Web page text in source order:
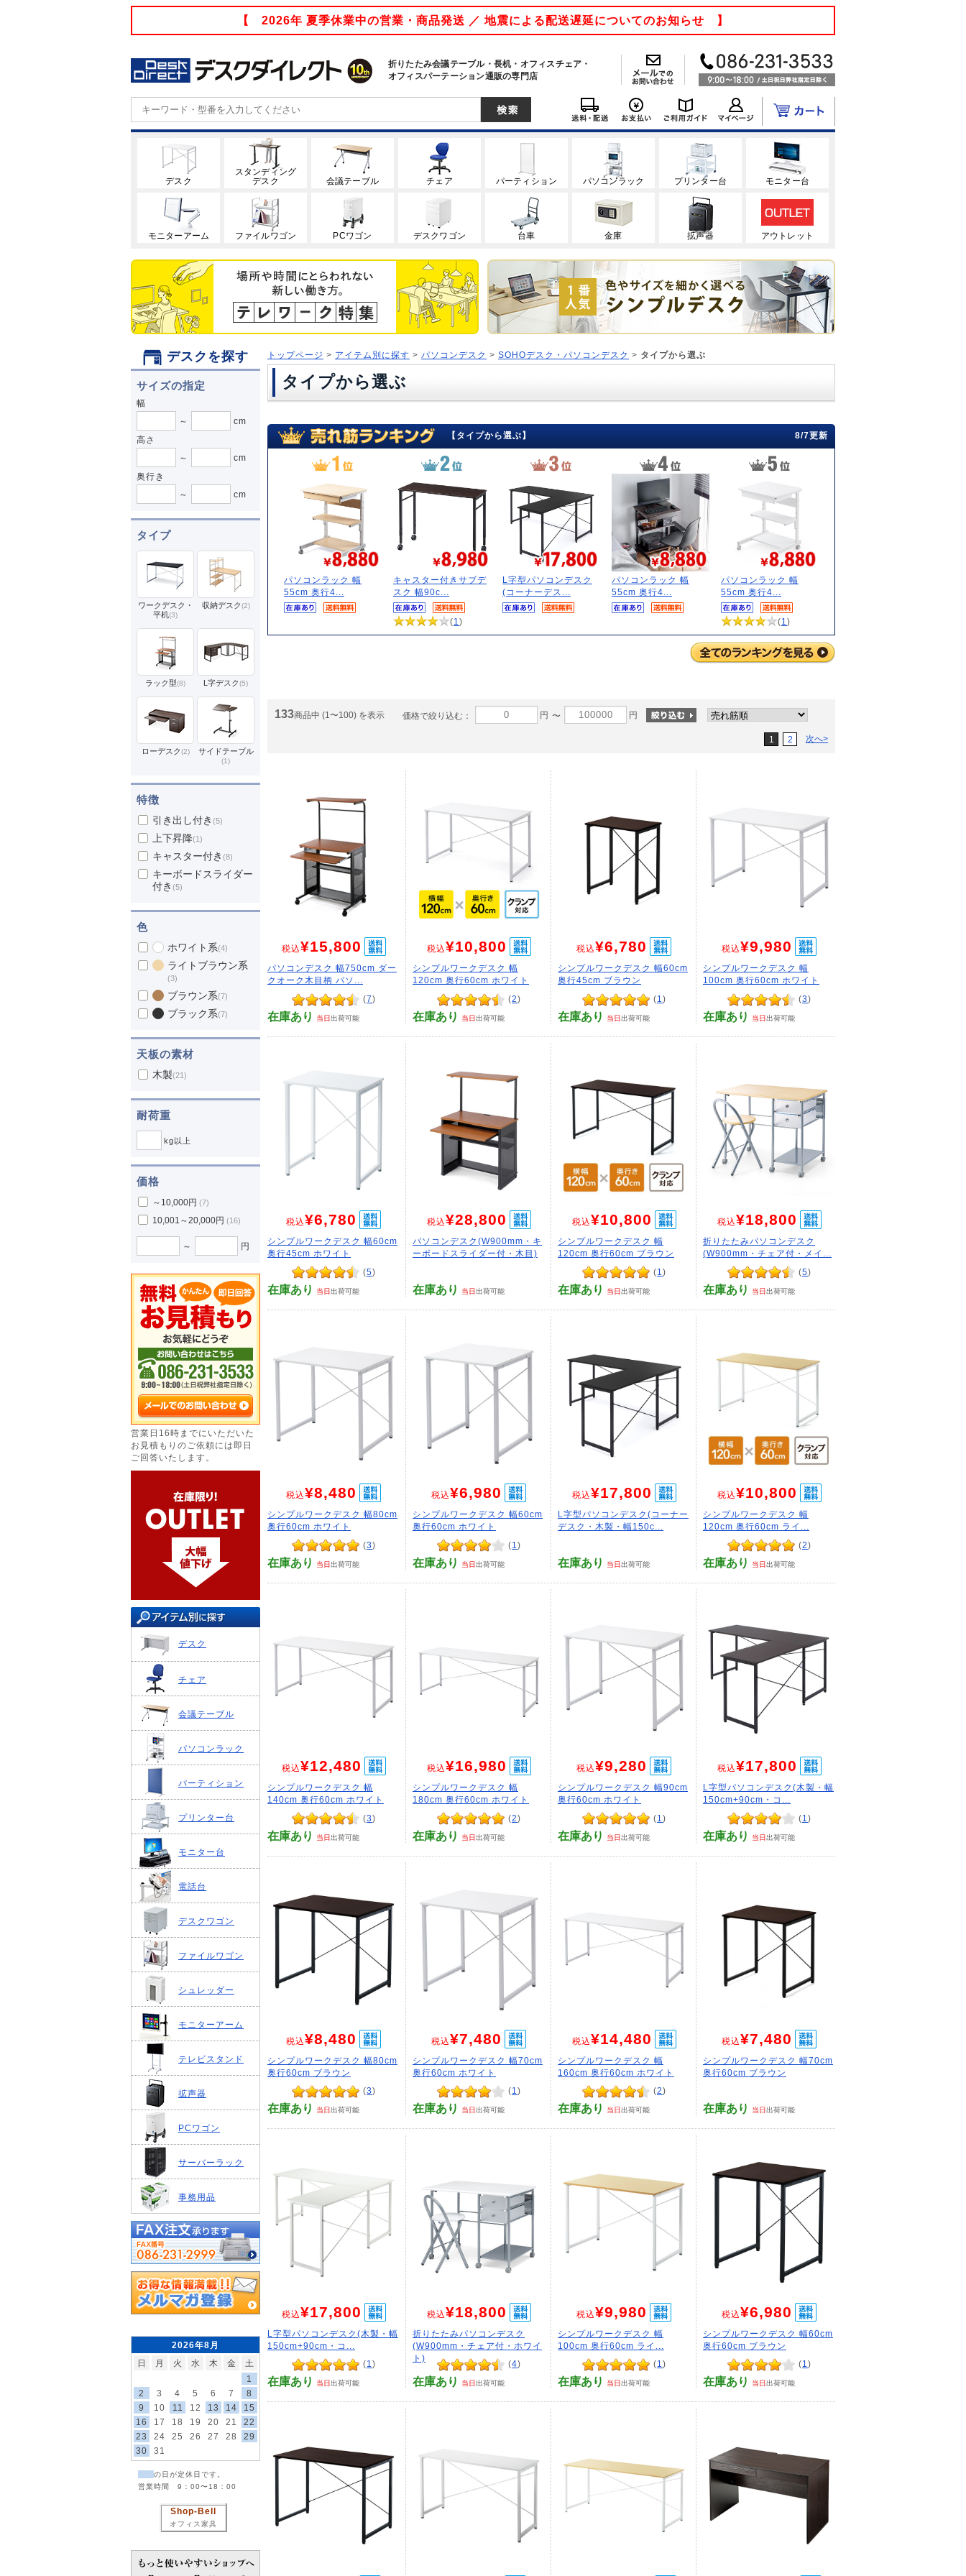
【 2026年 夏季休業中の営業・商品発送 ／ 地震による配送遅延についてのお知らせ 】
折りたたみ会議テーブル・長机・オフィスチェア・
オフィスパーテーション通販の専門店
デスク
スタンディング
デスク
会議テーブル チェア パーティション パソコンラック プリンター台 モニター台
モニターアーム ファイルワゴン PCワゴン デスクワゴン 台車 金庫 拡声器 アウトレット
デスクを探す
サイズの指定
幅
～
cm
高さ
～
cm
奥行き
～
cm
タイプ
ワークデスク・
平机(3)
収納デスク(2)
ラック型(8) L字デスク(5)
ローデスク(2) サイドテーブル
(1)
特徴
引き出し付き (5)
上下昇降(1)
キャスター付き (8)
キーボードスライダー
付き (5)
色
ホワイト系(4)
ライトブラウン系
(3)
ブラウン系(7)
ブラック系(7)
天板の素材
木製(21)
耐荷重
kg以上
価格
～10,000円 (7)
10,001～20,000円 (16)
～ 円
営業日16時までにいただいた
お見積もりのご依頼には即日
ご回答いたします。
デスク
チェア
会議テーブル
パソコンラック
パーティション
プリンター台
モニター台
電話台
デスクワゴン
ファイルワゴン
シュレッダー
モニターアーム
テレビスタンド
拡声器
PCワゴン
サーバーラック
事務用品
2026年8月
日
月 火 水 木 金
土
1
2
3 4 5 6 7
8
9
10 11 12 13 14
15
16
17 18 19 20 21
22
23
24 25 26 27 28
29
30
31
の日が定休日です。
営業時間 9：00〜18：00
Shop-Bell
オフィス家具
トップページ > アイテム別に探す > パソコンデスク > SOHOデスク・パソコンデスク > タイプから選ぶ
タイプから選ぶ
【タイプから選ぶ】 8/7更新
パソコンラック 幅
55cm 奥行4...
キャスター付きサブデ
スク 幅90c...
(1 )
L字型パソコンデスク
(コーナーデス...
パソコンラック 幅
55cm 奥行4...
パソコンラック 幅
55cm 奥行4...
(1 )
133商品中 (1〜100) を表示 価格で絞り込む： 円 〜 円
1 2 次へ>
税込¥15,800
パソコンデスク 幅750cm ダー
クオーク木目柄 パソ...
(7)
在庫あり 当日出荷可能
税込¥10,800
シンプルワークデスク 幅
120cm 奥行60cm ホワイト
(2)
在庫あり 当日出荷可能
税込¥6,780
シンプルワークデスク 幅60cm
奥行45cm ブラウン
(1 )
在庫あり 当日出荷可能
税込¥9,980
シンプルワークデスク 幅
100cm 奥行60cm ホワイト
(3)
在庫あり 当日出荷可能
税込¥6,780
シンプルワークデスク 幅60cm
奥行45cm ホワイト
(5)
在庫あり 当日出荷可能
税込¥28,800
パソコンデスク(W900mm・キ
ーボードスライダー付・木目)
在庫あり 当日出荷可能
税込¥10,800
シンプルワークデスク 幅
120cm 奥行60cm ブラウン
(1 )
在庫あり 当日出荷可能
税込¥18,800
折りたたみパソコンデスク
(W900mm・チェア付・メイ...
(5)
在庫あり 当日出荷可能
税込¥8,480
シンプルワークデスク 幅80cm
奥行60cm ホワイト
(3)
在庫あり 当日出荷可能
税込¥6,980
シンプルワークデスク 幅60cm
奥行60cm ホワイト
(1 )
在庫あり 当日出荷可能
税込¥17,800
L字型パソコンデスク(コーナー
デスク・木製・幅150c...
在庫あり 当日出荷可能
税込¥10,800
シンプルワークデスク 幅
120cm 奥行60cm ライ...
(2)
在庫あり 当日出荷可能
税込¥12,480
シンプルワークデスク 幅
140cm 奥行60cm ホワイト
(3)
在庫あり 当日出荷可能
税込¥16,980
シンプルワークデスク 幅
180cm 奥行60cm ホワイト
(2)
在庫あり 当日出荷可能
税込¥9,280
シンプルワークデスク 幅90cm
奥行60cm ホワイト
(1 )
在庫あり 当日出荷可能
税込¥17,800
L字型パソコンデスク(木製・幅
150cm+90cm・コ...
(1 )
在庫あり 当日出荷可能
税込¥8,480
シンプルワークデスク 幅80cm
奥行60cm ブラウン
(3)
在庫あり 当日出荷可能
税込¥7,480
シンプルワークデスク 幅70cm
奥行60cm ホワイト
(1 )
在庫あり 当日出荷可能
税込¥14,480
シンプルワークデスク 幅
160cm 奥行60cm ホワイト
(2)
在庫あり 当日出荷可能
税込¥7,480
シンプルワークデスク 幅70cm
奥行60cm ブラウン
在庫あり 当日出荷可能
税込¥17,800
L字型パソコンデスク(木製・幅
150cm+90cm・コ...
(1 )
在庫あり 当日出荷可能
税込¥18,800
折りたたみパソコンデスク
(W900mm・チェア付・ホワイ
ト)
(4)
在庫あり 当日出荷可能
税込¥9,980
シンプルワークデスク 幅
100cm 奥行60cm ライ...
(1 )
在庫あり 当日出荷可能
税込¥6,980
シンプルワークデスク 幅60cm
奥行60cm ブラウン
(1 )
在庫あり 当日出荷可能